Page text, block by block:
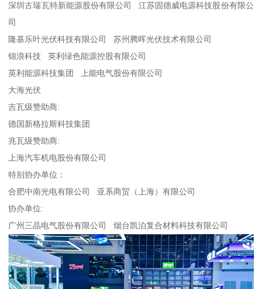
深圳古瑞瓦特新能源股份有限公司 江苏固德威电源科技股份有限公
司
隆基乐叶光伏科技有限公司 苏州腾晖光伏技术有限公司
锦浪科技 英利绿色能源控股有限公司
英利能源科技集团 上能电气股份有限公司
大海光伏
吉瓦级赞助商:
德国新格拉斯科技集团
兆瓦级赞助商:
上海汽车机电股份有限公司
特别协办单位：
合肥中南光电有限公司 亚系商贸（上海）有限公司
协办单位:
广州三晶电气股份有限公司 烟台凯泊复合材料科技有限公司